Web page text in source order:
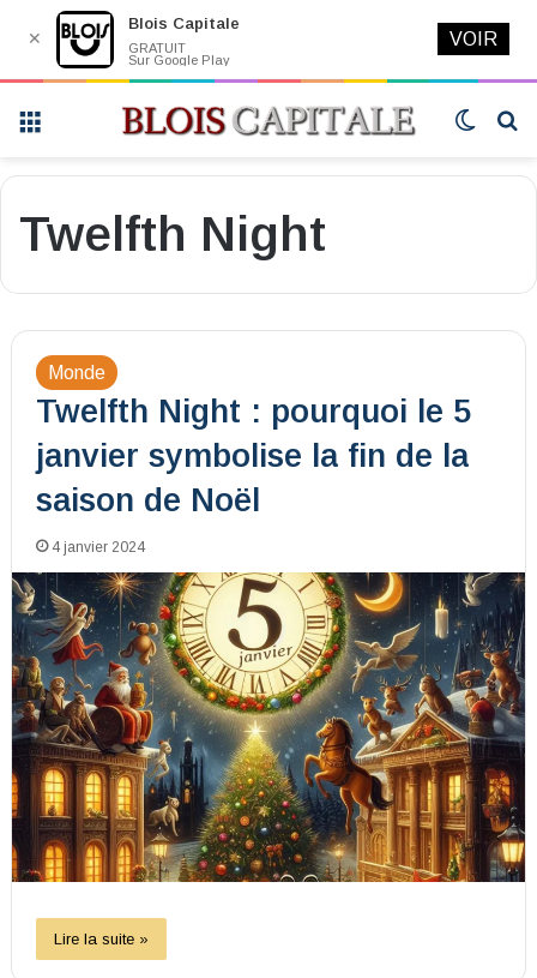
Switch
Twelfth Night
Monde
Twelfth Night : pourquoi le 5
janvier symbolise la fin de la
saison de Noël
4 janvier 2024
Lire la suite »
✕
Blois Capitale
GRATUIT
Sur Google Play
VOIR